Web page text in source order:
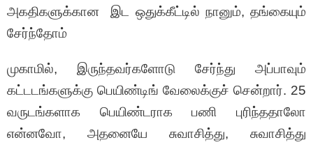
அகதிகளுக்கான இட ஒதுக்கீட்டில் நானும், தங்கையும்
சேர்ந்தோம்
முகாமில், இருந்தவர்களோடு சேர்ந்து அப்பாவும்
கட்டடங்களுக்கு பெயிண்டிங் வேலைக்குச் சென்றார். 25
வருடங்களாக பெயிண்டராக பணி புரிந்ததாலோ
என்னவோ, அதனையே சுவாசித்து, சுவாசித்து